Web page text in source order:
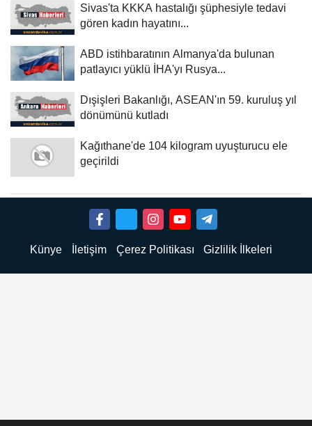
Sivas'ta KKKA hastalığı şüphesiyle tedavi
gören kadın hayatını...
ABD istihbaratının Almanya'da bulunan
patlayıcı yüklü İHA'yı Rusya...
Dışişleri Bakanlığı, ASEAN'ın 59. kuruluş yıl
dönümünü kutladı
Kağıthane'de 104 kilogram uyuşturucu ele
geçirildi
Künye İletişim Çerez Politikası Gizlilik İlkeleri